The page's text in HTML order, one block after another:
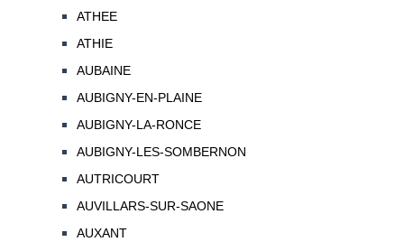
ATHEE
ATHIE
AUBAINE
AUBIGNY-EN-PLAINE
AUBIGNY-LA-RONCE
AUBIGNY-LES-SOMBERNON
AUTRICOURT
AUVILLARS-SUR-SAONE
AUXANT